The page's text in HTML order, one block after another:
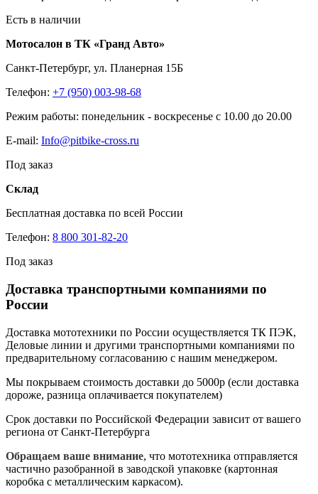
Есть в наличии
Мотосалон в ТК «Гранд Авто»
Санкт-Петербург, ул. Планерная 15Б
Телефон: +7 (950) 003-98-68
Режим работы: понедельник - воскресенье с 10.00 до 20.00
E-mail: Info@pitbike-cross.ru
Под заказ
Склад
Бесплатная доставка по всей России
Телефон: 8 800 301-82-20
Под заказ
Доставка транспортными компаниями по
России
Доставка мототехники по России осуществляется ТК ПЭК,
Деловые линии и другими транспортными компаниями по
предварительному согласованию с нашим менеджером.
Мы покрываем стоимость доставки до 5000р (если доставка
дороже, разница оплачивается покупателем)
Срок доставки по Российской Федерации зависит от вашего
региона от Санкт-Петербурга
Обращаем ваше внимание, что мототехника отправляется
частично разобранной в заводской упаковке (картонная
коробка с металлическим каркасом).